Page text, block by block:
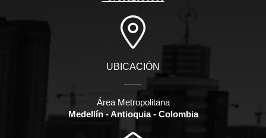
UBICACIÓN
Área Metropolitana
Medellín - Antioquia - Colombia